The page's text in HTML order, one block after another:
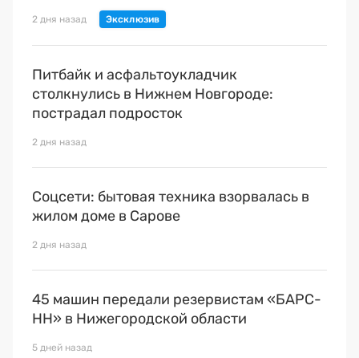
2 дня назад
Питбайк и асфальтоукладчик
столкнулись в Нижнем Новгороде:
пострадал подросток
2 дня назад
Соцсети: бытовая техника взорвалась в
жилом доме в Сарове
2 дня назад
45 машин передали резервистам «БАРС-
НН» в Нижегородской области
5 дней назад